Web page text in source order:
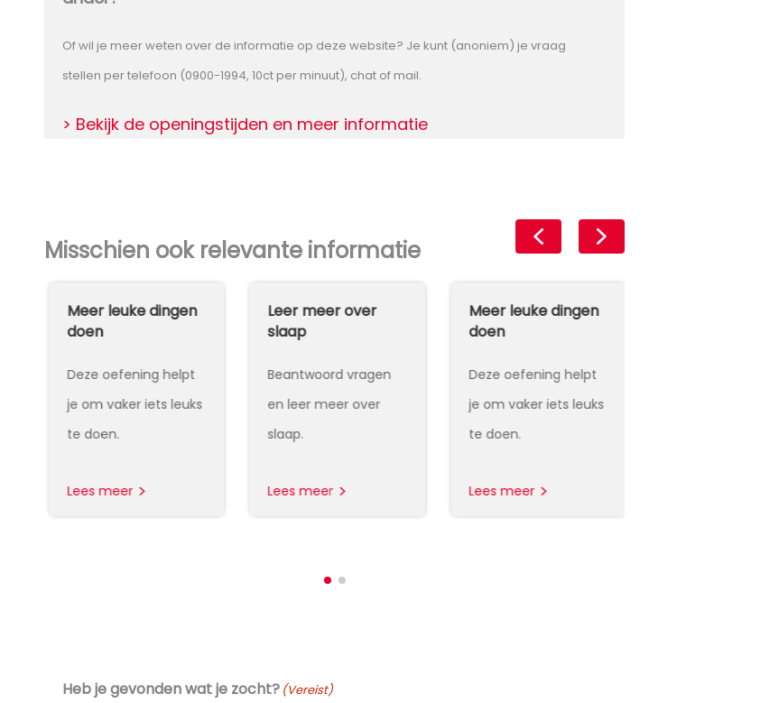
Of wil je meer weten over de informatie op deze website? Je kunt (anoniem) je vraag
stellen per telefoon (0900-1994, 10ct per minuut), chat of mail.
> Bekijk de openingstijden en meer informatie
Misschien ook relevante informatie
Meer leuke dingen
doen
Deze oefening helpt
je om vaker iets leuks
te doen.
Lees meer
Leer meer over
slaap
Beantwoord vragen
en leer meer over
slaap.
Lees meer
Meer leuke dingen
doen
Deze oefening helpt
je om vaker iets leuks
te doen.
Lees meer
Heb je gevonden wat je zocht? (Vereist)